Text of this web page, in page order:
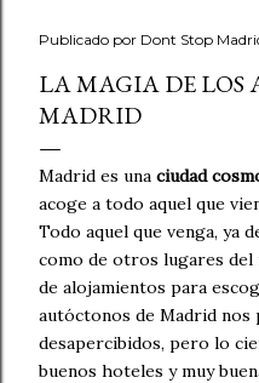
Publicado por Dont Stop
LA MAGIA DE LOS
MADRID
Madrid es una ciudad
acoge a todo aquel que
Todo aquel que venga, ya
como de otros lugares del
de alojamientos para
autóctonos de Madrid nos
desapercibidos, pero lo
buenos hoteles y muy